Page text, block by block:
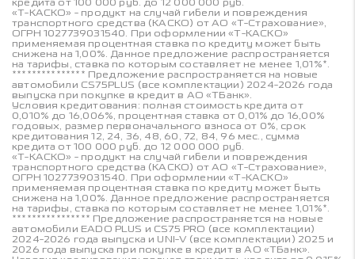
«Т-КАСКО» - продукт на случай гибели и повреждения
транспортного средства (КАСКО) от АО «Т-Страхование»,
ОГРН 1027739031540. При оформлении «Т-КАСКО»
применяемая процентная ставка по кредиту может быть
снижена на 1,00%. Данное предложение распространяется
на тарифы, ставка по которым составляет не менее 1,01%*.
*************** Предложение распространяется на новые
автомобили CS75PLUS (все комплектации) 2024-2026 года
выпуска при покупке в кредит в АО «ТБанк».
Условия кредитования: полная стоимость кредита от
0,010% до 16,006%, процентная ставка от 0,01% до 16,00%
годовых, размер первоначального взноса от 0%, срок
кредитования 12, 24, 36, 48, 60, 72, 84, 96 мес., сумма
кредита от 100 000 руб. до 12 000 000 руб.
«Т-КАСКО» - продукт на случай гибели и повреждения
транспортного средства (КАСКО) от АО «Т-Страхование»,
ОГРН 1027739031540. При оформлении «Т-КАСКО»
применяемая процентная ставка по кредиту может быть
снижена на 1,00%. Данное предложение распространяется
на тарифы, ставка по которым составляет не менее 1,01%*.
**************** Предложение распространяется на новые
автомобили EADO PLUS и CS75 PRO (все комплектации)
2024-2026 года выпуска и UNI-V (все комплектации) 2025 и
2026 года выпуска при покупке в кредит в АО «ТБанк».